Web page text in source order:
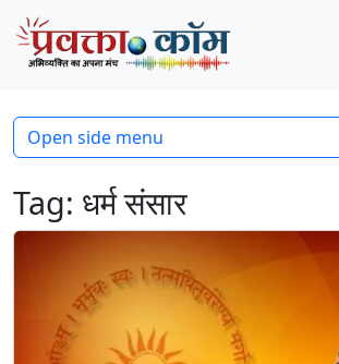
Skip to content
Skip to footer
Tag: धर्म संसार
Open side menu